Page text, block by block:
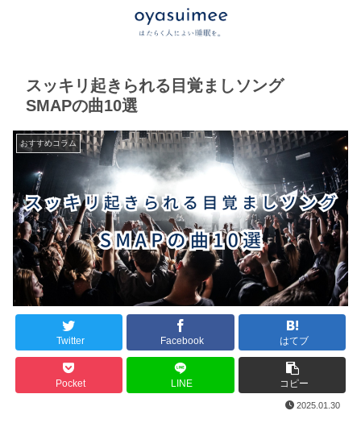
スッキリ起きられる目覚ましソング
SMAPの曲10選
おすすめコラム
Twitter Facebook はてブ
Pocket LINE コピー
2025.01.30